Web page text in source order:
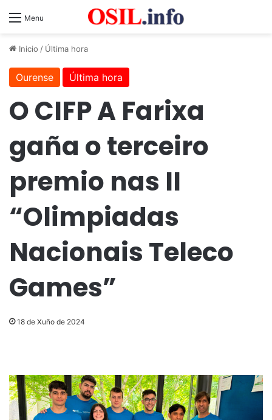
Menu
Inicio / Última hora
Ourense Última hora
O CIFP A Farixa
gaña o terceiro
premio nas II
“Olimpiadas
Nacionais Teleco
Games”
18 de Xuño de 2024